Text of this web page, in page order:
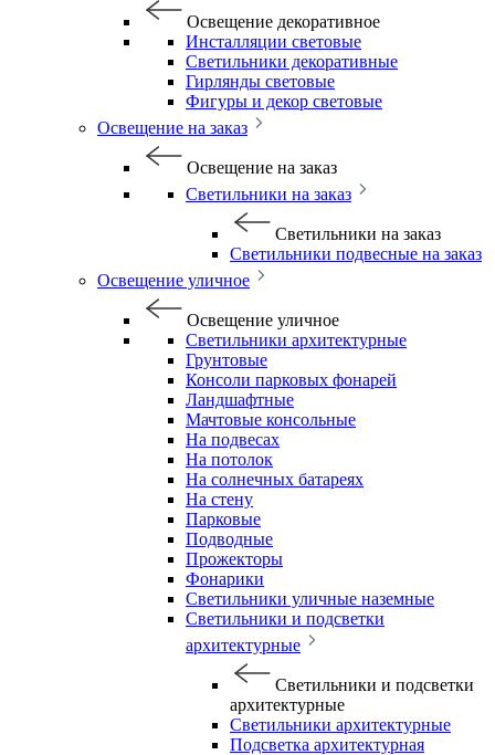
Освещение декоративное
Инсталляции световые
Светильники декоративные
Гирлянды световые
Фигуры и декор световые
Освещение на заказ
Освещение на заказ
Светильники на заказ
Светильники на заказ
Светильники подвесные на заказ
Освещение уличное
Освещение уличное
Светильники архитектурные
Грунтовые
Консоли парковых фонарей
Ландшафтные
Мачтовые консольные
На подвесах
На потолок
На солнечных батареях
На стену
Парковые
Подводные
Прожекторы
Фонарики
Светильники уличные наземные
Светильники и подсветки
архитектурные
Светильники и подсветки
архитектурные
Светильники архитектурные
Подсветка архитектурная